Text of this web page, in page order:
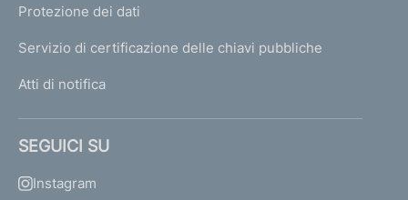
Protezione dei dati
Servizio di certificazione delle chiavi pubbliche
Atti di notifica
SEGUICI SU
Instagram